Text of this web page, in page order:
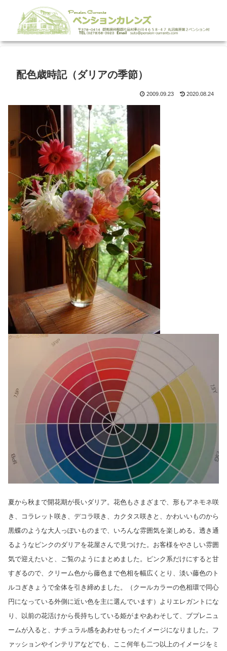
配色歳時記（ダリアの季節）
2009.09.23 2020.08.24
夏から秋まで開花期が長いダリア。花色もさまざまで、形もアネモネ咲
き、コラレット咲き、デコラ咲き、カクタス咲きと、かわいいものから
黒蝶のような大人っぽいものまで、いろんな雰囲気を楽しめる。透き通
るようなピンクのダリアを花屋さんで見つけた。お客様をやさしい雰囲
気で迎えたいと、ご覧のようにまとめました。ピンク系だけにすると甘
すぎるので、クリーム色から藤色まで色相を幅広くとり、淡い藤色のト
ルコぎきょうで全体を引き締めました。（クールカラーの色相環で同心
円になっている外側に近い色を主に選んでいます）よりエレガントにな
り、以前の花活けから長持ちしている姫がまやあわそして、ブプレニュ
ームが入ると、ナチュラル感をあわせもったイメージになりました。フ
ァッションやインテリアなどでも、ここ何年も二つ以上のイメージをミ